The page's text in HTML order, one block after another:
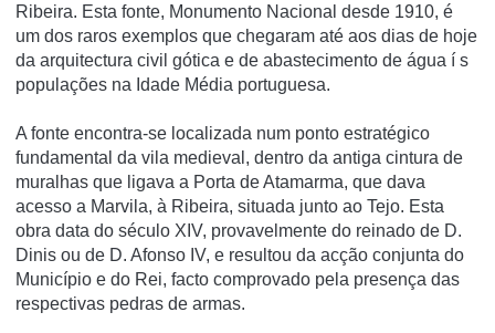
Ribeira. Esta fonte, Monumento Nacional desde 1910, é
um dos raros exemplos que chegaram até aos dias de hoje
da arquitectura civil gótica e de abastecimento de água í s
populações na Idade Média portuguesa.
A fonte encontra-se localizada num ponto estratégico
fundamental da vila medieval, dentro da antiga cintura de
muralhas que ligava a Porta de Atamarma, que dava
acesso a Marvila, à Ribeira, situada junto ao Tejo. Esta
obra data do século XIV, provavelmente do reinado de D.
Dinis ou de D. Afonso IV, e resultou da acção conjunta do
Municí­pio e do Rei, facto comprovado pela presença das
respectivas pedras de armas.